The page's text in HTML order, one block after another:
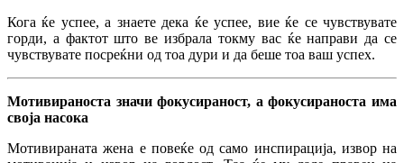
Кога ќе успее, а знаете дека ќе успее, вие ќе се чувствувате
горди, а фактот што ве избрала токму вас ќе направи да се
чувствувате посреќни од тоа дури и да беше тоа ваш успех.
Мотивираноста значи фокусираност, а фокусираноста има
своја насока
Мотивираната жена е повеќе од само инспирација, извор на